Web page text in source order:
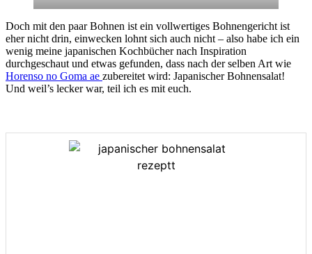
Doch mit den paar Bohnen ist ein vollwertiges Bohnengericht ist
eher nicht drin, einwecken lohnt sich auch nicht – also habe ich ein
wenig meine japanischen Kochbücher nach Inspiration
durchgeschaut und etwas gefunden, dass nach der selben Art wie
Horenso no Goma ae zubereitet wird: Japanischer Bohnensalat!
Und weil’s lecker war, teil ich es mit euch.